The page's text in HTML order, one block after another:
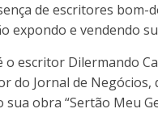
de escritores bom-
expondo e vendendo
o escritor Dilermando
do Jornal de Negócios,
obra “Sertão Meu